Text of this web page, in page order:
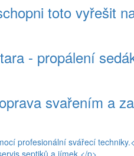
toto vyřešit
- propálení
svařením a